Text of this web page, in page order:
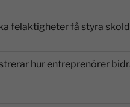
felaktigheter få styra
hur entreprenörer